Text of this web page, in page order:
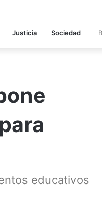
Justicia Sociedad
educativos